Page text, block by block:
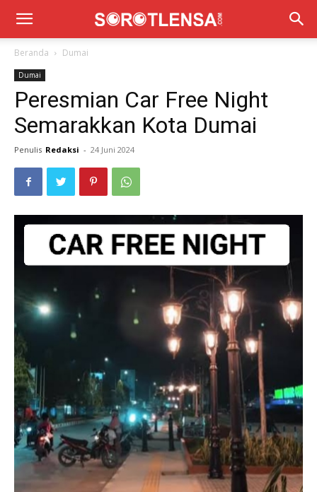
Beranda Dumai
Dumai
Peresmian Car Free Night
Semarakkan Kota Dumai
Penulis Redaksi - 24 Juni 2024